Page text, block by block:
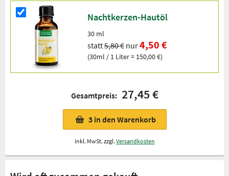
Nachtkerzen-Hautöl
30 ml
statt5,80 € nur4,50 €
(30ml / 1 Liter = 150,00 €)
Gesamtpreis: 27,45 €
3 in den Warenkorb
inkl. MwSt. zzgl. Versandkosten